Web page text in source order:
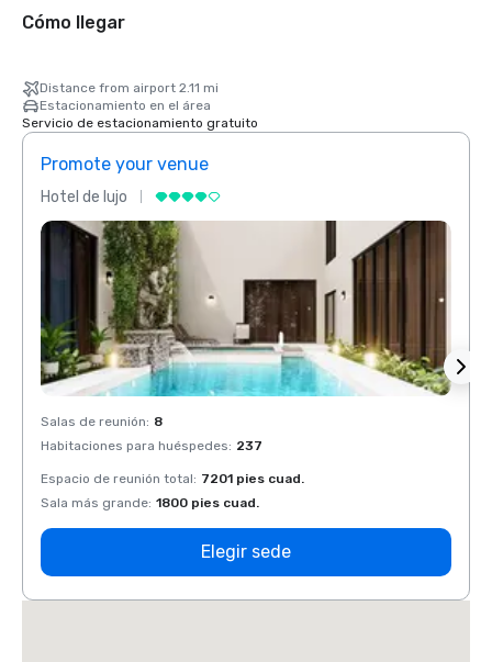
Cómo llegar
Distance from airport 2.11 mi
Estacionamiento en el área
Servicio de estacionamiento gratuito
Promote your venue
Hotel de lujo
Salas de reunión: 8
Habitaciones para huéspedes: 237
Espacio de reunión total: 7201 pies cuad.
Sala más grande: 1800 pies cuad.
Elegir sede